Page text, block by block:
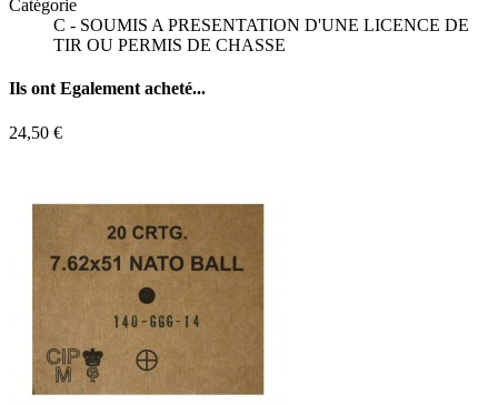
Catégorie
C - SOUMIS A PRESENTATION D'UNE LICENCE DE
TIR OU PERMIS DE CHASSE
Ils ont Egalement acheté...
24,50 €